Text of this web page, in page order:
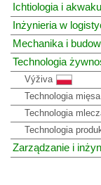
Ichtiologia i
Inżynieria w
Mechanika i
Technologia
Výživa
Technologia mięsa
Technologia
Technologia
Zarządzanie i